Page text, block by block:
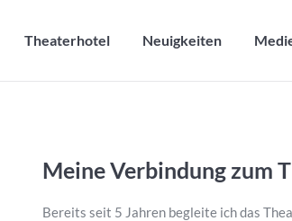
Theaterhotel Neuigkeiten
Meine Verbindung zum
Bereits seit 5 Jahren begleite ich das
Theaterhotel Neuigkeiten